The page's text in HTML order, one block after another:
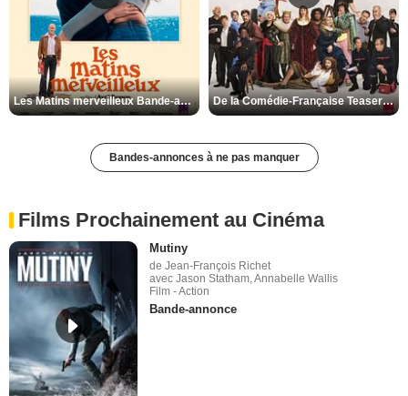
Les Matins merveilleux Bande-annonce VF De la Comédie-Française Teaser VF
Bandes-annonces à ne pas manquer
Films Prochainement au Cinéma
Mutiny
de Jean-François Richet
avec Jason Statham, Annabelle Wallis
Film - Action
Bande-annonce